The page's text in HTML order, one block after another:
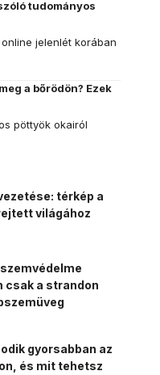
tudományos
jelenlét korában
a bőrödön? Ezek
pöttyök okairól
térkép a
világához
csak a strandon
gyorsabban az
és mit tehetsz